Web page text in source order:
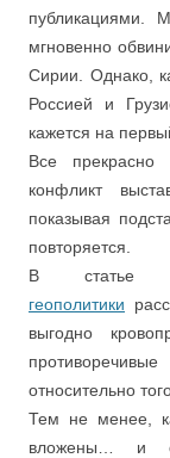
публикациями.
мгновенно
Сирии. Однако,
Россией и
кажется на
Все
конфликт
показывая
повторяется.
В статье
геополитики
выгодно
относительно
Тем не менее,
вложены… и